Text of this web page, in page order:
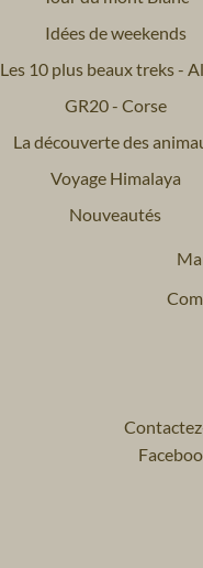
Idées de weekends
Les 10 plus beaux treks -
GR20 - Corse
La découverte des
Voyage Himalaya
Nouveautés